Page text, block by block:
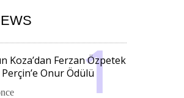
Koza’dan Ferzan Özpetek
Onur Ödülü